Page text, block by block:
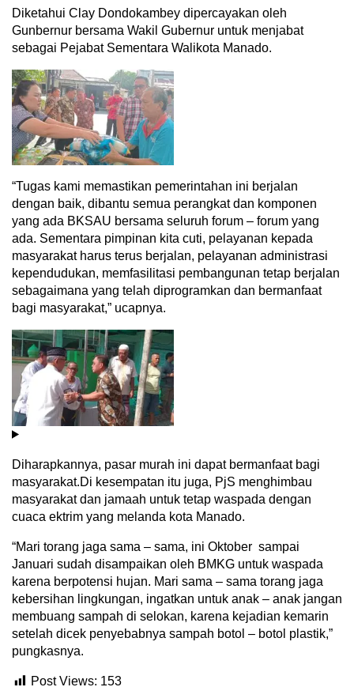
Diketahui Clay Dondokambey dipercayakan oleh
Gunbernur bersama Wakil Gubernur untuk menjabat
sebagai Pejabat Sementara Walikota Manado.
“Tugas kami memastikan pemerintahan ini berjalan
dengan baik, dibantu semua perangkat dan komponen
yang ada BKSAU bersama seluruh forum – forum yang
ada. Sementara pimpinan kita cuti, pelayanan kepada
masyarakat harus terus berjalan, pelayanan administrasi
kependudukan, memfasilitasi pembangunan tetap berjalan
sebagaimana yang telah diprogramkan dan bermanfaat
bagi masyarakat,” ucapnya.
Diharapkannya, pasar murah ini dapat bermanfaat bagi
masyarakat.Di kesempatan itu juga, PjS menghimbau
masyarakat dan jamaah untuk tetap waspada dengan
cuaca ektrim yang melanda kota Manado.
“Mari torang jaga sama – sama, ini Oktober sampai
Januari sudah disampaikan oleh BMKG untuk waspada
karena berpotensi hujan. Mari sama – sama torang jaga
kebersihan lingkungan, ingatkan untuk anak – anak jangan
membuang sampah di selokan, karena kejadian kemarin
setelah dicek penyebabnya sampah botol – botol plastik,”
pungkasnya.
Post Views: 153